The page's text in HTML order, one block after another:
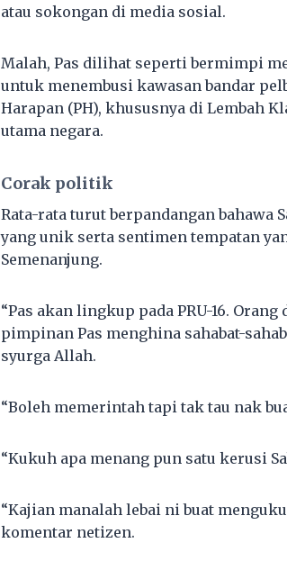
atau sokongan di media sosial.
Malah, Pas dilihat seperti bermimpi
untuk menembusi kawasan bandar
Harapan (PH), khususnya di Lembah
utama negara.
Corak politik
Rata-rata turut berpandangan bahawa
yang unik serta sentimen tempatan
Semenanjung.
“Pas akan lingkup pada PRU-16.
pimpinan Pas menghina sahabat-
syurga Allah.
“Boleh memerintah tapi tak tau nak
“Kukuh apa menang pun satu kerusi
“Kajian manalah lebai ni buat
komentar netizen.